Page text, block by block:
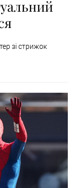
зі стрижок